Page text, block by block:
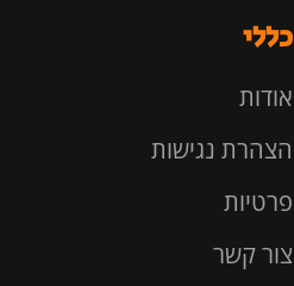
כללי
אודות
הצהרת נגישות
פרטיות
צור קשר